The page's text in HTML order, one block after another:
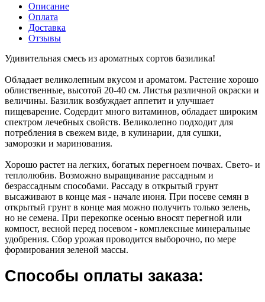
Описание
Оплата
Доставка
Отзывы
Удивительная смесь из ароматных сортов базилика!
Обладает великолепным вкусом и ароматом. Растение хорошо
облиственные, высотой 20-40 см. Листья различной окраски и
величины. Базилик возбуждает аппетит и улучшает
пищеварение. Содердит много витаминов, обладает широким
спектром лечебных свойств. Великолепно подходит для
потребления в свежем виде, в кулинарии, для сушки,
заморозки и маринования.
Хорошо растет на легких, богатых перегноем почвах. Свето- и
теплолюбив. Возможно выращивание рассадным и
безрассадным способами. Рассаду в открытый грунт
высаживают в конце мая - начале июня. При посеве семян в
открытый грунт в конце мая можно получить только зелень,
но не семена. При перекопке осенью вносят перегной или
компост, весной перед посевом - комплексные минеральные
удобрения. Сбор урожая проводится выборочно, по мере
формирования зеленой массы.
Способы оплаты заказа: